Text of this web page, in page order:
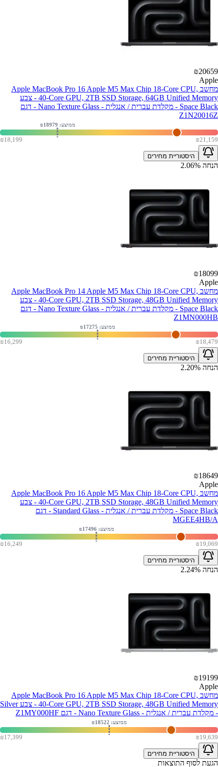
₪20659
Apple
מחשב Apple MacBook Pro 16 Apple M5 Max Chip 18-Core CPU,
40-Core GPU, 2TB SSD Storage, 64GB Unified Memory - צבע
Space Black - מקלדת עברית / אנגלית - Nano Texture Glass - דגם
Z1N20016Z
₪18,199 ₪21,159
ממוצע: ₪ 18979
היסטוריית מחירים
הנחה 2.06%
₪18099
Apple
מחשב Apple MacBook Pro 14 Apple M5 Max Chip 18-Core CPU,
40-Core GPU, 2TB SSD Storage, 48GB Unified Memory - צבע
Space Black - מקלדת עברית / אנגלית - Nano Texture Glass - דגם
Z1MN000HB
₪16,299 ₪18,479
ממוצע: ₪ 17275
היסטוריית מחירים
הנחה 2.20%
₪18649
Apple
מחשב Apple MacBook Pro 16 Apple M5 Max Chip 18-Core CPU,
40-Core GPU, 2TB SSD Storage, 48GB Unified Memory - צבע
Space Black - מקלדת עברית / אנגלית - Standard Glass - דגם
MGEE4HB/A
₪16,249 ₪19,069
ממוצע: ₪ 17496
היסטוריית מחירים
הנחה 2.24%
₪19199
Apple
מחשב Apple MacBook Pro 16 Apple M5 Max Chip 18-Core CPU,
40-Core GPU, 2TB SSD Storage, 48GB Unified Memory - צבע Silver
- מקלדת עברית / אנגלית - Nano Texture Glass - דגם Z1MY000HF
₪17,399 ₪19,639
ממוצע: ₪ 18522
היסטוריית מחירים
הגעת לסוף התוצאות